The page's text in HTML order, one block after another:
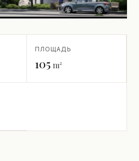
ПЛОЩАДЬ
105 m²